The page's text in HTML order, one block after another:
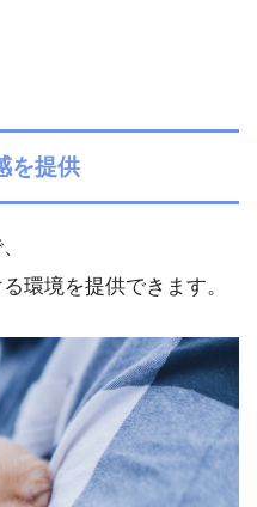
を提供
環境を提供できます。